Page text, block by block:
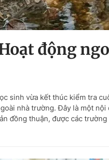
động
sinh vừa kết thúc kiểm tra
nhà trường. Đây là một
đồng thuận, được các